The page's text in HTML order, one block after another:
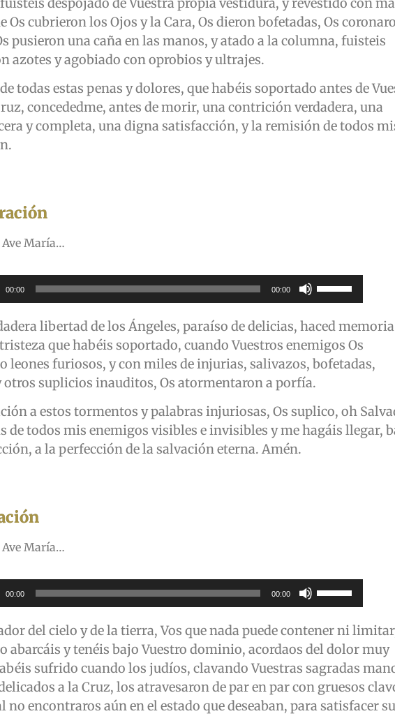
Os cubrieron los Ojos y la Cara, Os dieron bofetadas, Os
pusieron una caña en las manos, y atado a la columna, fuisteis
azotes y agobiado con oprobios y ultrajes.
todas estas penas y dolores, que habéis soportado antes de
concededme, antes de morir, una contrición verdadera, una
y completa, una digna satisfacción, y la remisión de todos
María…
00:00 00:00
Utiliza
las
teclas
de
flecha
aumentar
o
libertad de los Ángeles, paraíso de delicias, haced
que habéis soportado, cuando Vuestros enemigos Os
leones furiosos, y con miles de injurias, salivazos, bofetadas,
otros suplicios inauditos, Os atormentaron a porfía.
a estos tormentos y palabras injuriosas, Os suplico, oh
de todos mis enemigos visibles e invisibles y me hagáis llegar,
a la perfección de la salvación eterna. Amén.
María…
00:00 00:00
Utiliza
las
teclas
de
flecha
arriba/abajo
para
del cielo y de la tierra, Vos que nada puede contener ni
abarcáis y tenéis bajo Vuestro dominio, acordaos del dolor muy
sufrido cuando los judíos, clavando Vuestras sagradas
a la Cruz, los atravesaron de par en par con gruesos
no encontraros aún en el estado que deseaban, para satisfacer su